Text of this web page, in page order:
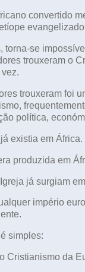
convertido
torna-se
trouxeram o
trouxeram foi
política,
existia em África.
produzida em
já surgiam
império
simples:
Cristianismo da